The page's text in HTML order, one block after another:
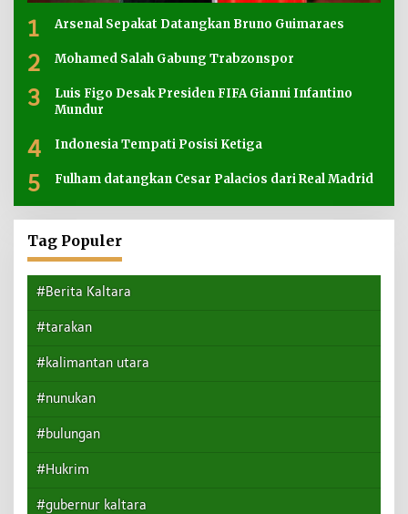
1 Arsenal Sepakat Datangkan Bruno Guimaraes
2 Mohamed Salah Gabung Trabzonspor
3
Luis Figo Desak Presiden FIFA Gianni Infantino
Mundur
4 Indonesia Tempati Posisi Ketiga
5 Fulham datangkan Cesar Palacios dari Real Madrid
Tag Populer
#Berita Kaltara
#tarakan
#kalimantan utara
#nunukan
#bulungan
#Hukrim
#gubernur kaltara